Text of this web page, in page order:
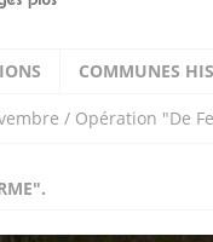
COMMUNES
/ Opération "De